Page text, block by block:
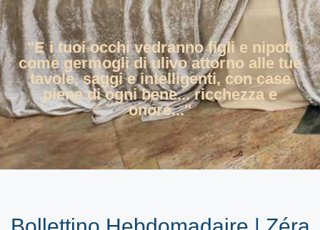
"E i tuoi occhi vedranno figli e nipoti
come germogli di ulivo attorno alle tue
tavole, saggi e intelligenti, con case
piene di ogni bene... ricchezza e
onore..."